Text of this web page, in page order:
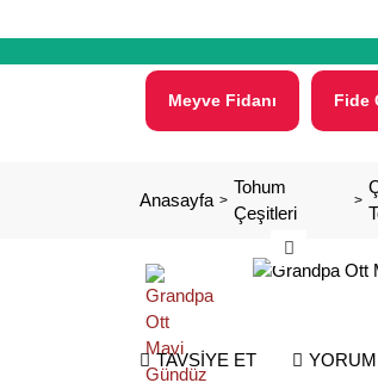
Meyve Fidanı Fide
Anasayfa
Tohum
Çeşitleri
TAVSİYE ET